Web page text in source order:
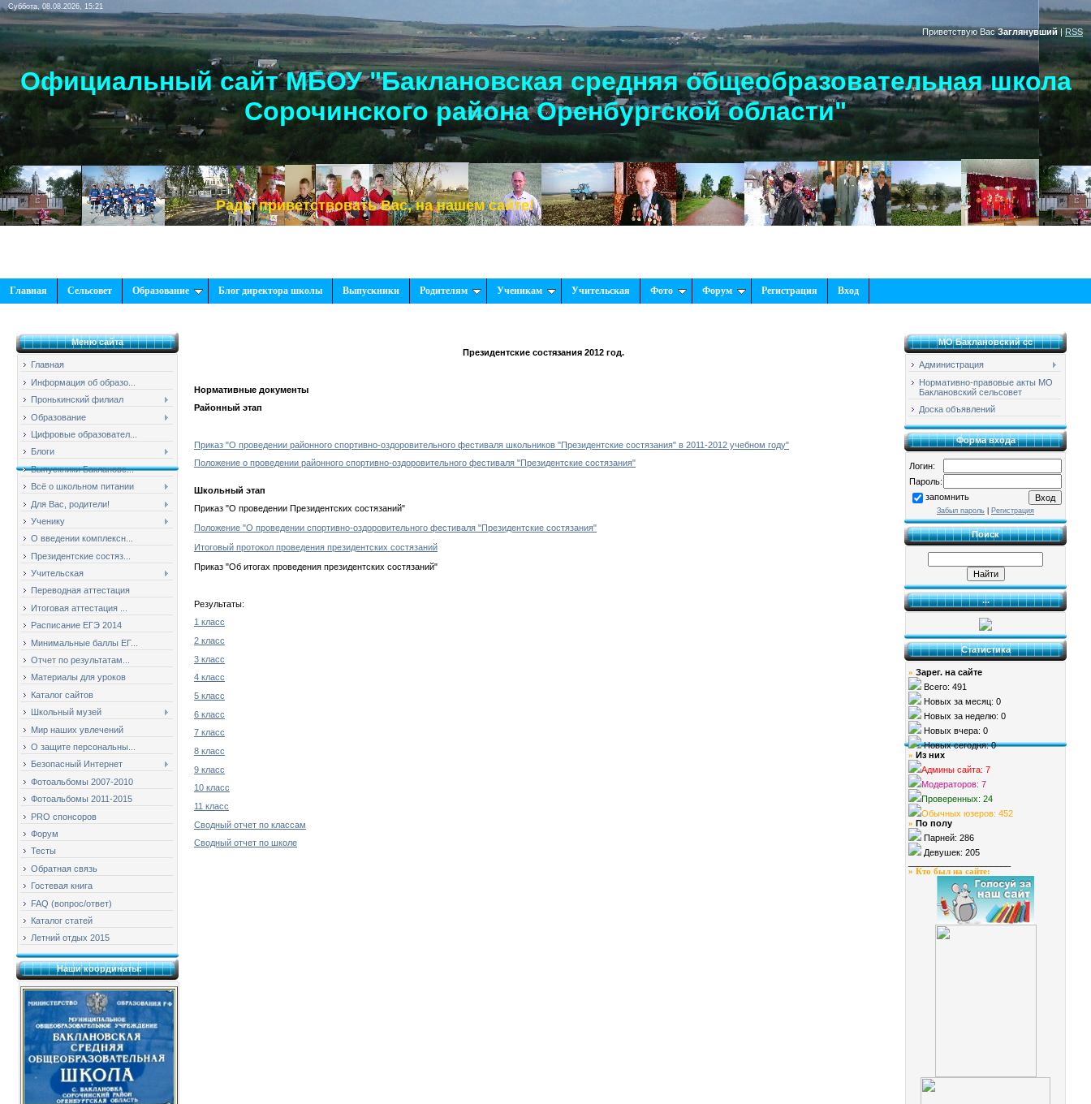
Суббота, 08.08.2026, 15:21
Приветствую Вас Заглянувший | RSS
Официальный сайт МБОУ "Баклановская средняя общеобразовательная школа
Сорочинского района Оренбургской области"
Рады приветствовать Вас, на нашем сайте!
Главная Сельсовет Образование Блог директора школы Выпускники Родителям Ученикам Учительская Фото Форум Регистрация Вход
Меню сайта
Главная
Информация об образо...
Пронькинский филиал
Образование
Цифровые образовател...
Блоги
Выпускники Баклановс...
Всё о школьном питании
Для Вас, родители!
Ученику
О введении комплексн...
Президентские состяз...
Учительская
Переводная аттестация
Итоговая аттестация ...
Расписание ЕГЭ 2014
Минимальные баллы ЕГ...
Отчет по результатам...
Материалы для уроков
Каталог сайтов
Школьный музей
Мир наших увлечений
О защите персональны...
Безопасный Интернет
Фотоальбомы 2007-2010
Фотоальбомы 2011-2015
PRO спонсоров
Форум
Тесты
Обратная связь
Гостевая книга
FAQ (вопрос/ответ)
Каталог статей
Летний отдых 2015
Наши координаты:
Президентские состязания 2012 год.
Нормативные документы
Районный этап
Приказ "О проведении районного спортивно-оздоровительного фестиваля школьников "Президентские состязания" в 2011-2012 учебном году"
Положение о проведении районного спортивно-оздоровительного фестиваля "Президентские состязания"
Школьный этап
Приказ "О проведении Президентских состязаний"
Положение "О проведении спортивно-оздоровительного фестиваля "Президентские состязания"
Итоговый протокол проведения президентских состязаний
Приказ "Об итогах проведения президентских состязаний"
Результаты:
1 класс
2 класс
3 класс
4 класс
5 класс
6 класс
7 класс
8 класс
9 класс
10 класс
11 класс
Сводный отчет по классам
Сводный отчет по школе
МО Баклановский сс
Администрация
Нормативно-правовые акты МО
Баклановский сельсовет
Доска объявлений
Форма входа
Логин:
Пароль:
запомнить
Забыл пароль Регистрация
Поиск
...
Статистика
» Зарег. на сайте
Всего: 491
Новых за месяц: 0
Новых за неделю: 0
Новых вчера: 0
Новых сегодня: 0
» Из них
Админы сайта: 7
Модераторов: 7
Проверенных: 24
Обычных юзеров: 452
» По полу
Парней: 286
Девушек: 205
» Кто был на сайте: